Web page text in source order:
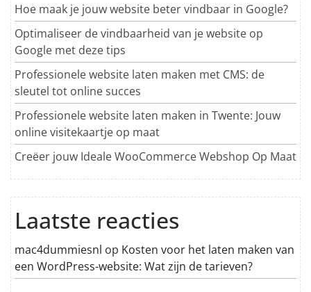
Hoe maak je jouw website beter vindbaar in Google?
Optimaliseer de vindbaarheid van je website op
Google met deze tips
Professionele website laten maken met CMS: de
sleutel tot online succes
Professionele website laten maken in Twente: Jouw
online visitekaartje op maat
Creëer jouw Ideale WooCommerce Webshop Op Maat
Laatste reacties
mac4dummiesnl op Kosten voor het laten maken van
een WordPress-website: Wat zijn de tarieven?